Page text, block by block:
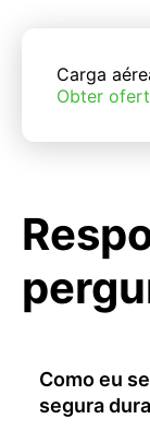
Carga
Obter
Como eu
segura